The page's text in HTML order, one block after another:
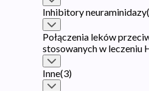
Inhibitory neuraminidazy(
Połączenia leków
stosowanych w leczeniu
Inne(3)